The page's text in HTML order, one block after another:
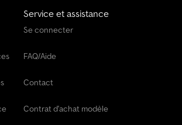
Codpfezin D Tjx Akkorf Dommages : aucun
Service et assistance
Se connecter
FAQ/Aide
Contact
Contrat d'achat modèle